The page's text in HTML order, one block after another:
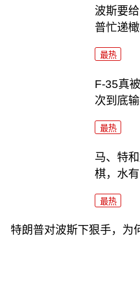
波斯要
普忙递橄
最热
F-35真
次到底
最热
马、特
棋，水有
最热
特朗普对波斯下狠手，为